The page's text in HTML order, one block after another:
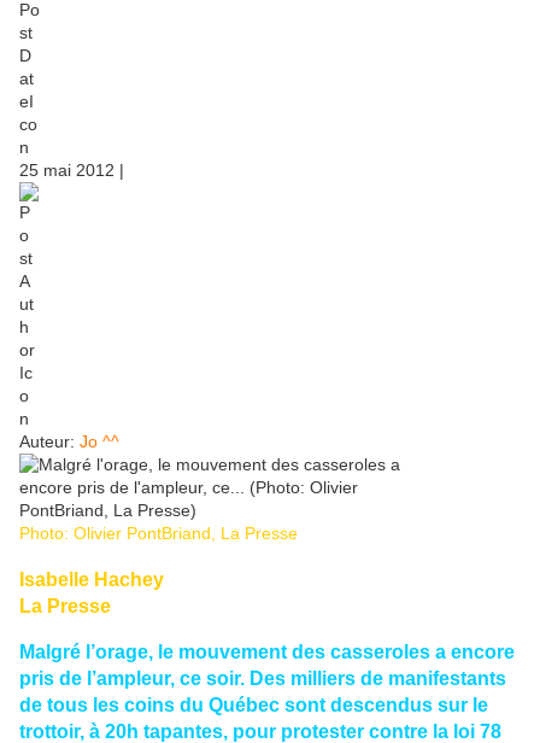
25 mai 2012 |
Auteur: Jo ^^
Photo: Olivier PontBriand, La Presse
Isabelle Hachey
La Presse
Malgré l’orage, le mouvement des casseroles a encore
pris de l’ampleur, ce soir. Des milliers de manifestants
de tous les coins du Québec sont descendus sur le
trottoir, à 20h tapantes, pour protester contre la loi 78